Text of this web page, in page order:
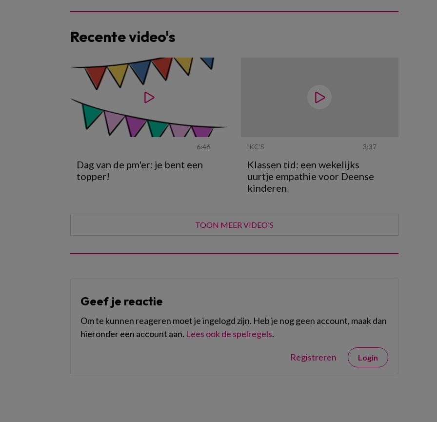
Recente video's
6:46
Dag van de pm'er: je bent een
topper!
IKC'S 3:37
Klassen tid: een wekelijks
uurtje empathie voor Deense
kinderen
TOON MEER VIDEO'S
Geef je reactie
Om te kunnen reageren moet je ingelogd zijn. Heb je nog geen account, maak dan
hieronder een account aan. Lees ook de spelregels.
Registreren Login